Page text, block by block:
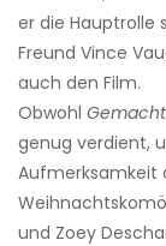
er die Hauptrolle
Freund Vince
auch den Film.
Obwohl Gemacht
genug verdient,
Aufmerksamkeit
und Zoey